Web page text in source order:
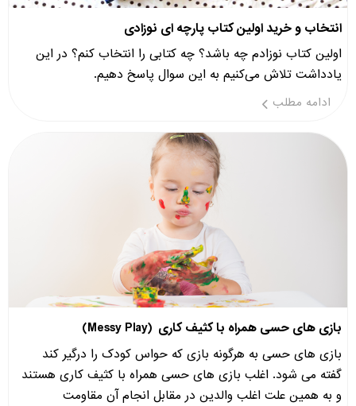
انتخاب و خرید اولین کتاب پارچه ای نوزادی
اولین کتاب نوزادم چه باشد؟ چه کتابی را انتخاب کنم؟ در این
یادداشت تلاش می‌کنیم به این سوال پاسخ دهیم.
ادامه مطلب
بازی های حسی همراه با کثیف کاری (Messy Play)
بازی های حسی به هرگونه بازی که حواس کودک را درگیر کند
گفته می شود. اغلب بازی های حسی همراه با کثیف کاری هستند
و به همین علت اغلب والدین در مقابل انجام آن مقاومت